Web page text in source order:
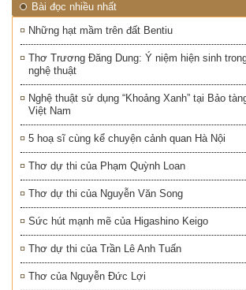
Bài đọc nhiều nhất
Những hạt mầm trên đất Bentiu
Thơ Trương Đăng Dung: Ý niệm hiện sinh
nghệ thuật
Nghệ thuật sử dụng “Khoảng Xanh” tại Bảo
Việt Nam
5 hoạ sĩ cùng kể chuyện cảnh quan Hà Nội
Thơ dự thi của Phạm Quỳnh Loan
Thơ dự thi của Nguyễn Văn Song
Sức hút mạnh mẽ của Higashino Keigo
Thơ dự thi của Trần Lê Anh Tuấn
Thơ của Nguyễn Đức Lợi